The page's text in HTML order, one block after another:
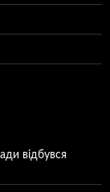
відбувся